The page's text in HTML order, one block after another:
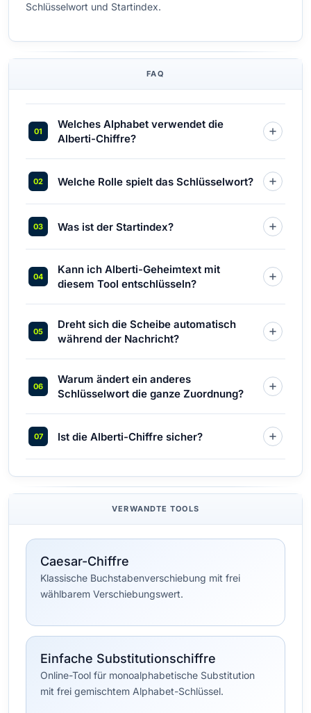
Schlüsselwort und Startindex.
FAQ
Welches Alphabet verwendet die
Alberti-Chiffre?
Welche Rolle spielt das Schlüsselwort?
Was ist der Startindex?
Kann ich Alberti-Geheimtext mit
diesem Tool entschlüsseln?
Dreht sich die Scheibe automatisch
während der Nachricht?
Warum ändert ein anderes
Schlüsselwort die ganze Zuordnung?
Ist die Alberti-Chiffre sicher?
VERWANDTE TOOLS
Caesar-Chiffre
Klassische Buchstabenverschiebung mit frei
wählbarem Verschiebungswert.
Einfache Substitutionschiffre
Online-Tool für monoalphabetische Substitution
mit frei gemischtem Alphabet-Schlüssel.